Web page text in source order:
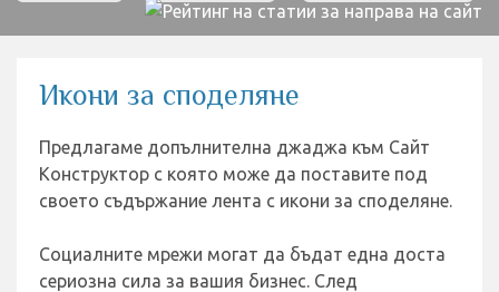
Икони за споделяне
Предлагаме допълнителна джаджа към Сайт
Конструктор с която може да поставите под
своето съдържание лента с икони за споделяне.
Социалните мрежи могат да бъдат една доста
сериозна сила за вашия бизнес. След